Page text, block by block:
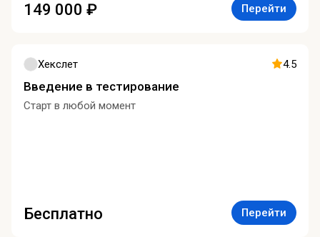
149 000 ₽ Перейти
Хекслет 4.5
Введение в тестирование
Старт в любой момент
Бесплатно Перейти